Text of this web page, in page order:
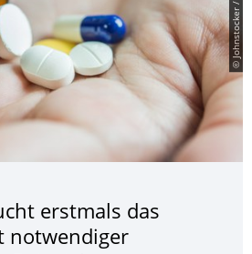
erstmals das
notwendiger